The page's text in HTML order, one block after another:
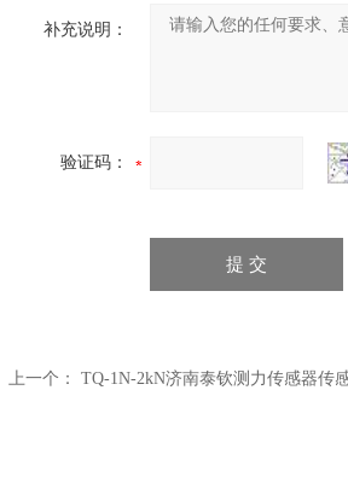
补充说明：
验证码：
上一个： TQ-1N-2kN济南泰钦测力传感器传